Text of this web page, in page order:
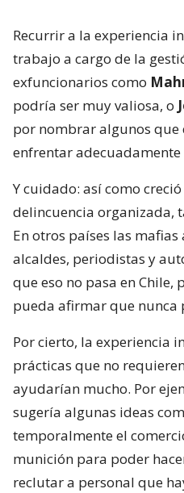
Recurrir a la experiencia
trabajo a cargo de la
exfuncionarios como
podría ser muy valiosa, o
por nombrar algunos
enfrentar
Y cuidado: así como
delincuencia organizada,
En otros países las mafias
alcaldes, periodistas y
que eso no pasa en Chile,
pueda afirmar que nunca
Por cierto, la experiencia
prácticas que no
ayudarían mucho. Por
sugería algunas ideas
temporalmente el
munición para poder
reclutar a personal que